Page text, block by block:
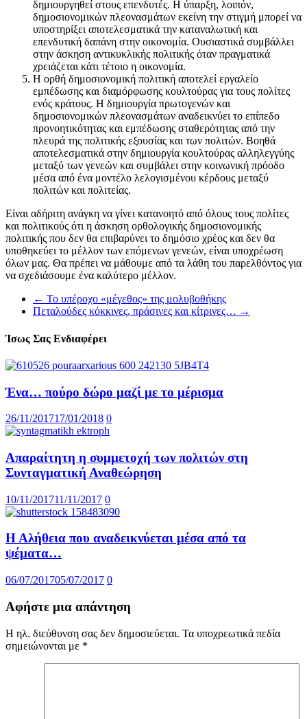
δημιουργηθεί στους επενδυτές. Η ύπαρξη, λοιπόν,
δημοσιονομικών πλεονασμάτων εκείνη την στιγμή μπορεί να
υποστηρίξει αποτελεσματικά την καταναλωτική και
επενδυτική δαπάνη στην οικονομία. Ουσιαστικά συμβάλλει
στην άσκηση αντικυκλικής πολιτικής όταν πραγματικά
χρειάζεται κάτι τέτοιο η οικονομία.
Η ορθή δημοσιονομική πολιτική αποτελεί εργαλείο
εμπέδωσης και διαμόρφωσης κουλτούρας για τους πολίτες
ενός κράτους. Η δημιουργία πρωτογενών και
δημοσιονομικών πλεονασμάτων αναδεικνύει το επίπεδο
προνοητικότητας και εμπέδωσης σταθερότητας από την
πλευρά της πολιτικής εξουσίας και των πολιτών. Βοηθά
αποτελεσματικά στην δημιουργία κουλτούρας αλληλεγγύης
μεταξύ των γενεών και συμβάλει στην κοινωνική πρόοδο
μέσα από ένα μοντέλο λελογισμένου κέρδους μεταξύ
πολιτών και πολιτείας.
Είναι αδήριτη ανάγκη να γίνει κατανοητό από όλους τους πολίτες
και πολιτικούς ότι η άσκηση ορθολογικής δημοσιονομικής
πολιτικής που δεν θα επιβαρύνει το δημόσιο χρέος και δεν θα
υποθηκεύει το μέλλον των επόμενων γενεών, είναι υποχρέωση
όλων μας. Θα πρέπει να μάθουμε από τα λάθη του παρελθόντος για
να σχεδιάσουμε ένα καλύτερο μέλλον.
← Το υπέροχο «μέγεθος» της μολυβοθήκης
Πεταλούδες κόκκινες, πράσινες και κίτρινες… →
Ίσως Σας Ενδιαφέρει
Ένα… πούρο δώρο μαζί με το μέρισμα
26/11/201717/01/2018 0
Απαραίτητη η συμμετοχή των πολιτών στη
Συνταγματική Αναθεώρηση
10/11/201711/11/2017 0
Η Αλήθεια που αναδεικνύεται μέσα από τα
ψέματα…
06/07/201705/07/2017 0
Αφήστε μια απάντηση
Η ηλ. διεύθυνση σας δεν δημοσιεύεται. Τα υποχρεωτικά πεδία
σημειώνονται με *